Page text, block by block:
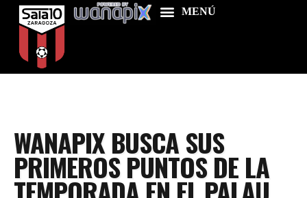
Food & Drink
Features
News
WANAPIX BUSCA SUS
PRIMEROS PUNTOS DE LA